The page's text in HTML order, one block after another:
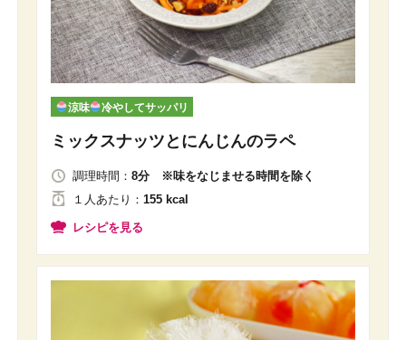
涼味 冷やしてサッパリ
ミックスナッツとにんじんのラペ
調理時間： 8分 ※味をなじませる時間を除く
１人 あたり ： 155 kcal
レシピを見る